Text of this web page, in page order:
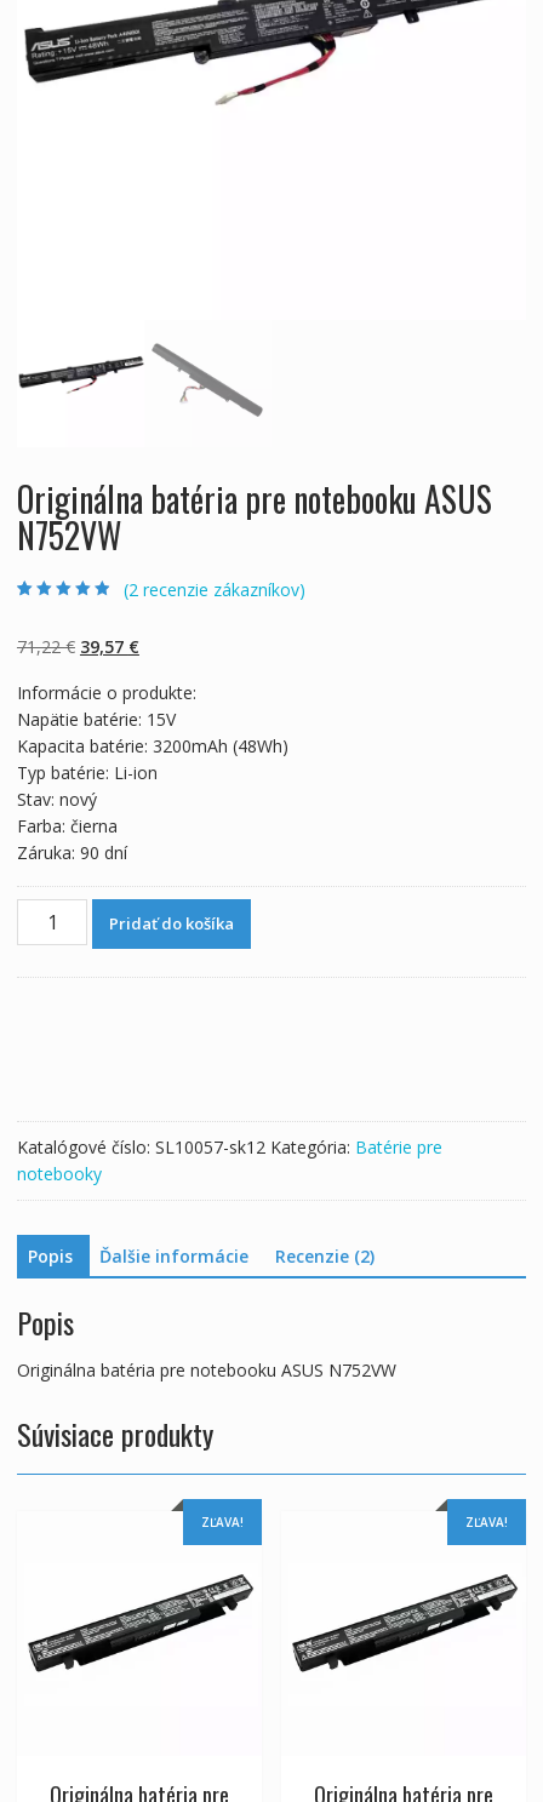
Originálna batéria pre notebooku ASUS
N752VW
základe
zákazníckych
(2 recenzie zákazníkov)
71,22€ Pôvodná
bola:
71,22 €.
39,57 €Aktuálna
je:
39,57 €.
Informácie o produkte:
Napätie batérie: 15V
Kapacita batérie: 3200mAh (48Wh)
Typ batérie: Li-ion
Stav: nový
Farba: čierna
Záruka: 90 dní
množstvo
Pridať do košíka
Katalógové číslo: SL10057-sk12 Kategória: Batérie pre
notebooky
Popis Ďalšie informácie Recenzie (2)
Popis
Originálna batéria pre notebooku ASUS N752VW
Súvisiace produkty
ZĽAVA!
Originálna batéria pre
ZĽAVA!
Originálna batéria pre